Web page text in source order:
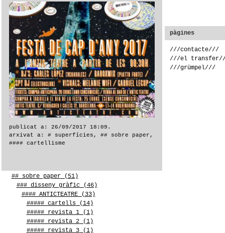
publicat a: 05/05/2019 10:23.
arxivat a: # superfícies, ## sobre paper,
### disseny gràfic
publicat a: 26/09/2017 18:09.
arxivat a: # superfícies , ## sobre paper ,
#### cartellisme
categories
# superfícies
(143)
## sobre asfalt(3)
## sobre canyes(2)
## sobre cartró(2)
## sobre ceràmica(24)
## sobre ciment(2)
## sobre cuir(1)
## sobre DM(2)
## sobre lona
## sobre marbre(2)
## sobre paper(51)
### disseny gràfic(46)
#### ANTICTEATRE(33)
##### cartells(14)
##### revista 1(1)
##### revista 2(1)
##### revista 3(1)
pàgines
///contacte///
///el
///grümpel///